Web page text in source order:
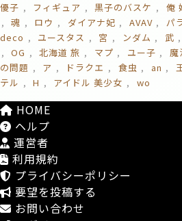
優子
フィギュア 黒子のバスケ 俺
魂
ロウ ダイアナ妃 AVAV パ
deco
ユースタス 宮 ンダム 武
OG
北海道 旅 マプ ユー子 魔
の問題
ア ドラクエ 食虫 an
テル
H アイドル 美少女 wo
HOME
ヘルプ
運営者
利用規約
プライバシーポリシー
要望を投稿する
お問い合わせ